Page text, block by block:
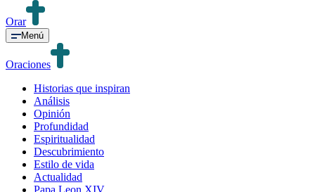
Orar
Menú
Oraciones
Historias que inspiran
Análisis
Opinión
Profundidad
Espiritualidad
Descubrimiento
Estilo de vida
Actualidad
Papa Leon XIV